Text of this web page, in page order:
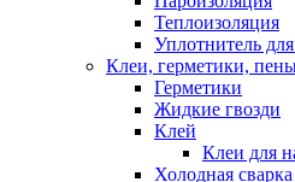
Теплоизоляция
Уплотнитель
Клеи, герметики,
Герметики
Жидкие гвозди
Клей
Клеи для
Холодная сварка